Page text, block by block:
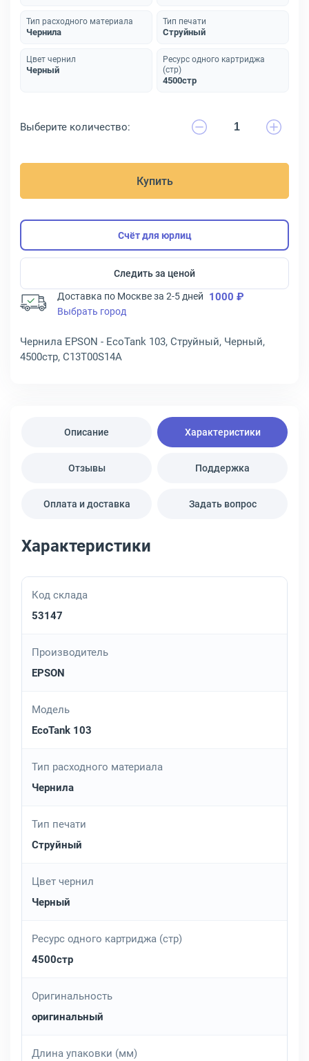
Тип расходного материала
Чернила
Тип печати
Струйный
Цвет чернил
Черный
Ресурс одного картриджа
(стр)
4500стр
Выберите количество:
Купить
Счёт для юрлиц
Следить за ценой
Доставка по Москве за 2-5 дней 1000 ₽
Выбрать город
Чернила EPSON - EcoTank 103, Струйный, Черный,
4500стр, C13T00S14A
Описание Характеристики
Отзывы Поддержка
Оплата и доставка Задать вопрос
Характеристики
Код склада
53147
Производитель
EPSON
Модель
EcoTank 103
Тип расходного материала
Чернила
Тип печати
Струйный
Цвет чернил
Черный
Ресурс одного картриджа (стр)
4500стр
Оригинальность
оригинальный
Длина упаковки (мм)